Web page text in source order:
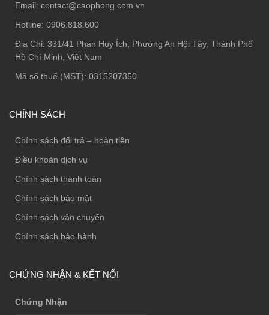
Email: contact@caophong.com.vn
Hotline: 0906.818.600
Địa Chỉ: 331/41 Phan Huy Ích, Phường An Hội Tây, Thành Phố
Hồ Chí Minh, Việt Nam
Mã số thuế (MST): 0315207350
CHÍNH SÁCH
Chính sách đổi trả – hoàn tiền
Điều khoản dịch vụ
Chính sách thanh toán
Chính sách bảo mật
Chính sách vận chuyển
Chính sách bảo hành
CHỨNG NHẬN & KẾT NỐI
Chứng Nhận